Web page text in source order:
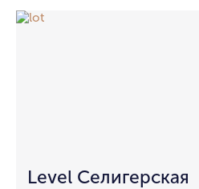
Level Селигерская